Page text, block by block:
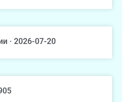
· 2026-07-20